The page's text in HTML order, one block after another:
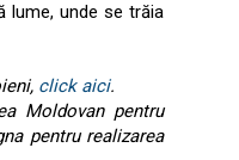
lume, unde se trăia
click aici.
Moldovan pentru
pentru realizarea